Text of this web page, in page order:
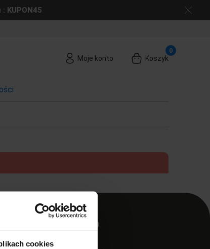
cookies
KUPON45
Moje konto Koszyk
MOJE KONTO